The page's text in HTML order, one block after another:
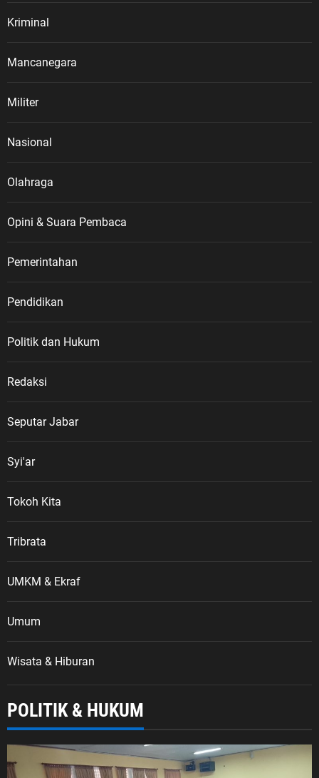
Kriminal
Mancanegara
Militer
Nasional
Olahraga
Opini & Suara Pembaca
Pemerintahan
Pendidikan
Politik dan Hukum
Redaksi
Seputar Jabar
Syi'ar
Tokoh Kita
Tribrata
UMKM & Ekraf
Umum
Wisata & Hiburan
POLITIK & HUKUM